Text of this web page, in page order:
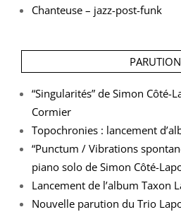
Chanteuse – jazz-post-funk
“Singularités” de Simon Côté-
Cormier
Topochronies : lancement
“Punctum / Vibrations
piano solo de Simon Côté-
Lancement de l’album Taxon
Nouvelle parution du Trio